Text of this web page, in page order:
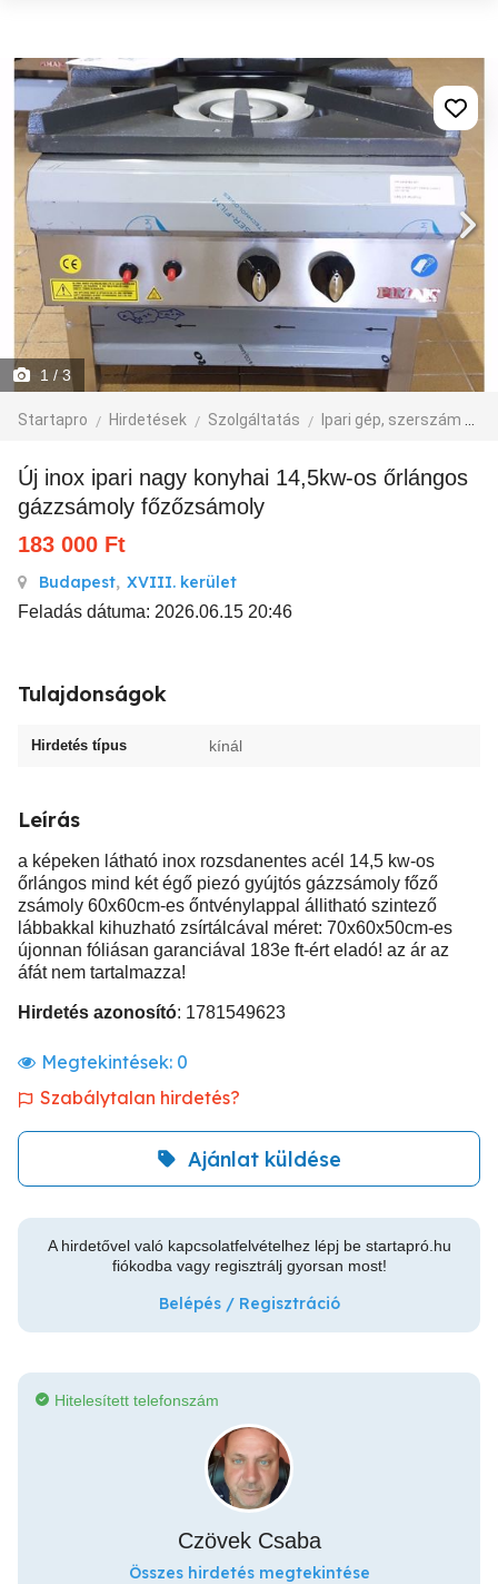
1 / 3
Startapro Hirdetések Szolgáltatás Ipari gép, szerszám
új inox ipari nagy konyhai 14,5kw-os őrlángos
gázzsámoly főzőzsámoly
183 000 Ft
Budapest, XVIII. kerület
Feladás dátuma: 2026.06.15 20:46
Tulajdonságok
Hirdetés típus kínál
Leírás
a képeken látható inox rozsdanentes acél 14,5 kw-os
őrlángos mind két égő piezó gyújtós gázzsámoly főző
zsámoly 60x60cm-es őntvénylappal állitható szintező
lábbakkal kihuzható zsírtálcával méret: 70x60x50cm-es
újonnan fóliásan garanciával 183e ft-ért eladó! az ár az
áfát nem tartalmazza!
Hirdetés azonosító: 1781549623
Megtekintések: 0
Szabálytalan hirdetés?
Ajánlat küldése
A hirdetővel való kapcsolatfelvételhez lépj be startapró.hu
fiókodba vagy regisztrálj gyorsan most!
Belépés / Regisztráció
Hitelesített telefonszám
Czövek Csaba
Összes hirdetés megtekintése